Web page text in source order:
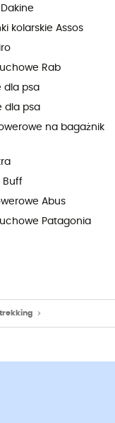
kolarskie Assos
Rab
dla psa
dla psa
na bagażnik
Buff
Abus
Patagonia